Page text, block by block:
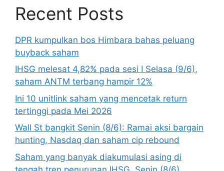
Recent Posts
DPR kumpulkan bos Himbara bahas peluang
buyback saham
IHSG melesat 4,82% pada sesi I Selasa (9/6),
saham ANTM terbang hampir 12%
Ini 10 unitlink saham yang mencetak return
tertinggi pada Mei 2026
Wall St bangkit Senin (8/6): Ramai aksi bargain
hunting, Nasdaq dan saham cip rebound
Saham yang banyak diakumulasi asing di